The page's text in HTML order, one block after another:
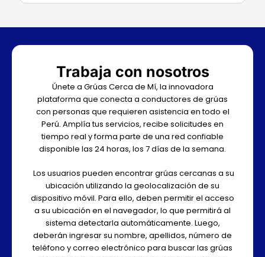
Trabaja con nosotros
Únete a Grúas Cerca de Mí, la innovadora
plataforma que conecta a conductores de grúas
con personas que requieren asistencia en todo el
Perú. Amplía tus servicios, recibe solicitudes en
tiempo real y forma parte de una red confiable
disponible las 24 horas, los 7 días de la semana.
Los usuarios pueden encontrar grúas cercanas a su
ubicación utilizando la geolocalización de su
dispositivo móvil. Para ello, deben permitir el acceso
a su ubicación en el navegador, lo que permitirá al
sistema detectarla automáticamente. Luego,
deberán ingresar su nombre, apellidos, número de
teléfono y correo electrónico para buscar las grúas